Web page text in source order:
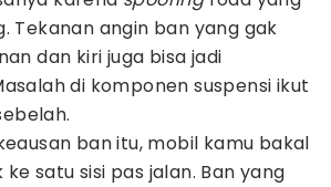
Tekanan angin ban yang gak
dan kiri juga bisa jadi
di komponen suspensi ikut
ban itu, mobil kamu bakal
satu sisi pas jalan. Ban yang